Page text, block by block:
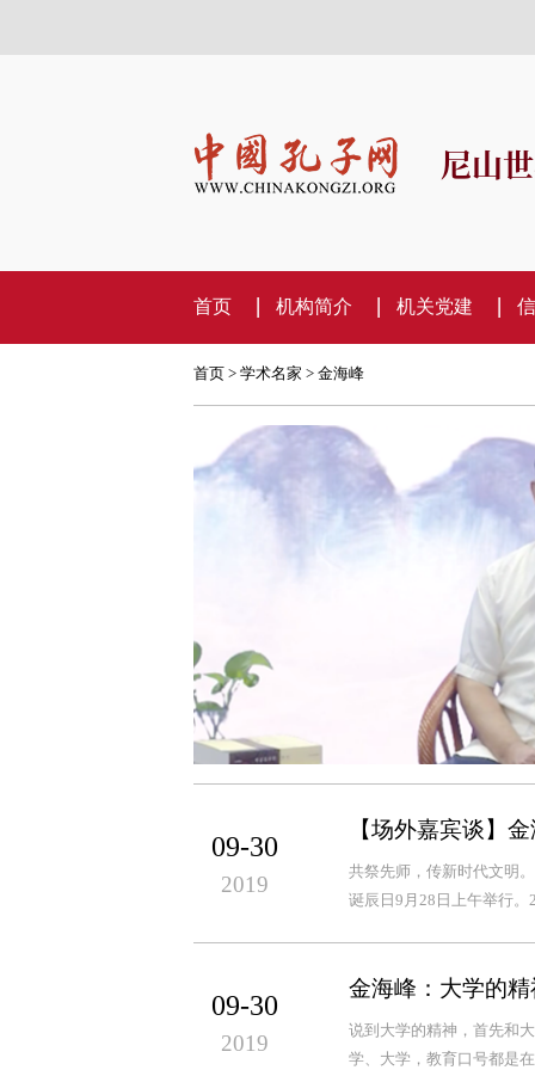
尼山
首页 机构简介 机关党建
首页> 学术名家 > 金海峰
09-30
2019
【场外嘉宾谈】
共祭先师，传新时代文明
诞辰日9月28日上午举行
09-30
2019
金海峰：大学的精
说到大学的精神，首先和
学、大学，教育口号都是